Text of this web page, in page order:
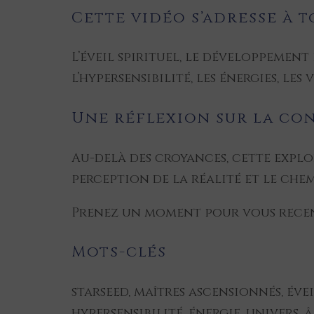
Cette vidéo s’adresse à
L’éveil spirituel, le
l’hypersensibilité, les énergies,
Une réflexion sur la
Au-delà des croyances, cette
perception de la réalité et le
Prenez un moment pour vous
Mots-clés
starseed, maîtres ascensionnés,